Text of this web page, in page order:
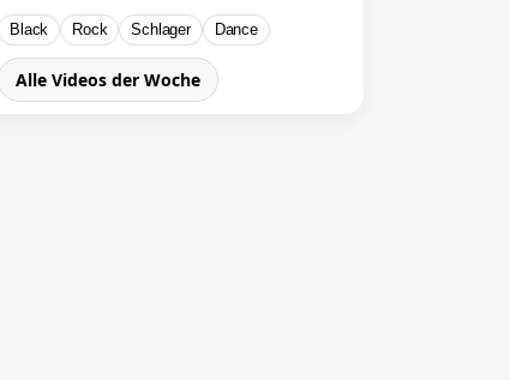
Black Rock Schlager Dance
Alle Videos der Woche